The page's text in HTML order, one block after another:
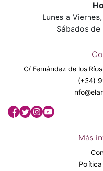
Lunes a
Sábados de
C/ Fernández de los
(+34)
Más